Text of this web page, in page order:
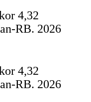
4,32
RB. 2026
4,32
RB. 2026